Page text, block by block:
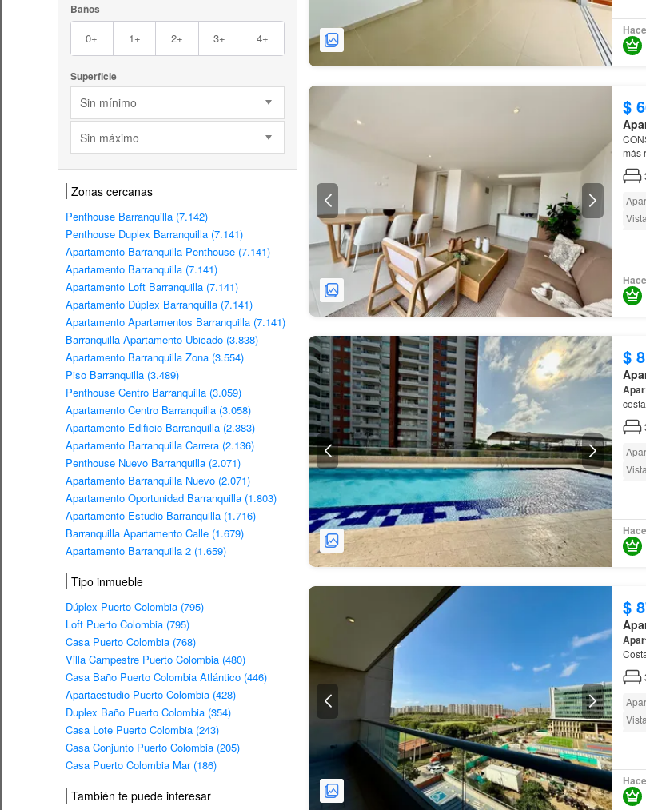
Baños
0+ 1+ 2+ 3+ 4+
Superficie
Sin mínimo
Sin máximo
Zonas cercanas
Penthouse Barranquilla (7.142)
Penthouse Duplex Barranquilla (7.141)
Apartamento Barranquilla Penthouse (7.141)
Apartamento Barranquilla (7.141)
Apartamento Loft Barranquilla (7.141)
Apartamento Dúplex Barranquilla (7.141)
Apartamento Apartamentos Barranquilla (7.141)
Barranquilla Apartamento Ubicado (3.838)
Apartamento Barranquilla Zona (3.554)
Piso Barranquilla (3.489)
Penthouse Centro Barranquilla (3.059)
Apartamento Centro Barranquilla (3.058)
Apartamento Edificio Barranquilla (2.383)
Apartamento Barranquilla Carrera (2.136)
Penthouse Nuevo Barranquilla (2.071)
Apartamento Barranquilla Nuevo (2.071)
Apartamento Oportunidad Barranquilla (1.803)
Apartamento Estudio Barranquilla (1.716)
Barranquilla Apartamento Calle (1.679)
Apartamento Barranquilla 2 (1.659)
Tipo inmueble
Dúplex Puerto Colombia (795)
Loft Puerto Colombia (795)
Casa Puerto Colombia (768)
Villa Campestre Puerto Colombia (480)
Casa Baño Puerto Colombia Atlántico (446)
Apartaestudio Puerto Colombia (428)
Duplex Baño Puerto Colombia (354)
Casa Lote Puerto Colombia (243)
Casa Conjunto Puerto Colombia (205)
Casa Puerto Colombia Mar (186)
También te puede interesar
$
CONSTRUCTORA
más
$
$